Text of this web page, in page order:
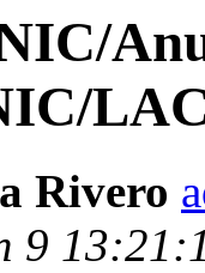
Rivero
9